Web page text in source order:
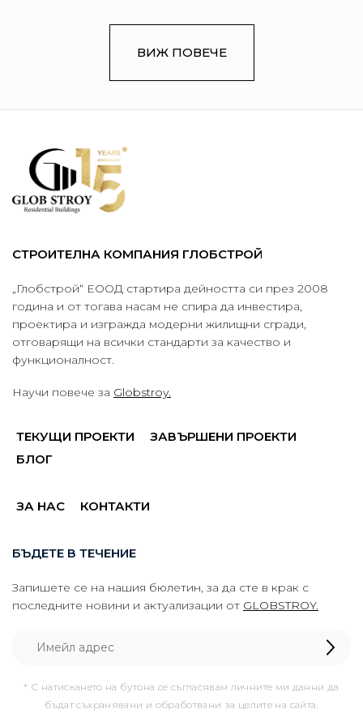
ВИЖ ПОВЕЧЕ
СТРОИТЕЛНА КОМПАНИЯ ГЛОБСТРОЙ
„Глобстрой“ ЕООД стартира дейността си през 2008
година и от тогава насам не спира да инвестира,
проектира и изгражда модерни жилищни сгради,
отговарящи на всички стандарти за качество и
функционалност.
Научи повече за Globstroy.
ТЕКУЩИ ПРОЕКТИ
ЗАВЪРШЕНИ ПРОЕКТИ
БЛОГ
ЗА НАС КОНТАКТИ
БЪДЕТЕ В ТЕЧЕНИЕ
Запишете се на нашия бюлетин, за да сте в крак с
последните новини и актуализации от GLOBSTROY.
* С натискането на бутона се съгласявам личните ми данни да
бъдат съхранявани и обработвани за целите на сайта.